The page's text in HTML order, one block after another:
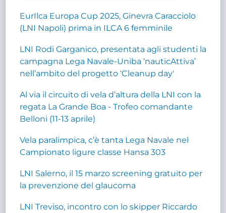
EurIlca Europa Cup 2025, Ginevra Caracciolo
(LNI Napoli) prima in ILCA 6 femminile
LNI Rodi Garganico, presentata agli studenti la
campagna Lega Navale-Uniba ‘nauticAttiva’
nell’ambito del progetto ‘Cleanup day'
Al via il circuito di vela d’altura della LNI con la
regata La Grande Boa - Trofeo comandante
Belloni (11-13 aprile)
Vela paralimpica, c’è tanta Lega Navale nel
Campionato ligure classe Hansa 303
LNI Salerno, il 15 marzo screening gratuito per
la prevenzione del glaucoma
LNI Treviso, incontro con lo skipper Riccardo